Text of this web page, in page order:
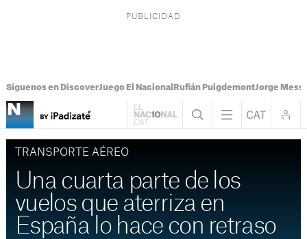
Síguenos en DiscoverJuego El Nacional Rufián PuigdemontJorge Messi
TRANSPORTE AÉREO
Una cuarta parte de los
vuelos que aterriza en
España lo hace con retraso